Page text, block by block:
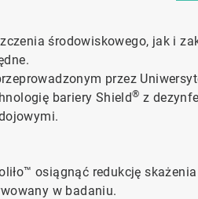
środowiskowego, jak i
przez
bariery Shield® z
osiągnąć redukcję
w badaniu.